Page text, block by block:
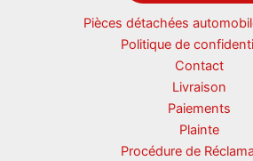
Pièces détachées
Politique de
Contact
Livraison
Paiements
Plainte
Procédure de